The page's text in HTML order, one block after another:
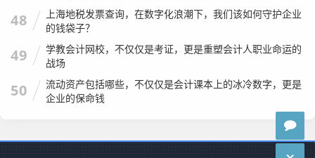
48
上海地税发票查询，在数字化浪潮下，我们该如何守护企业
的钱袋子？
49
学教会计网校，不仅仅是考证，更是重塑会计人职业命运的
战场
50
流动资产包括哪些，不仅仅是会计课本上的冰冷数字，更是
企业的保命钱